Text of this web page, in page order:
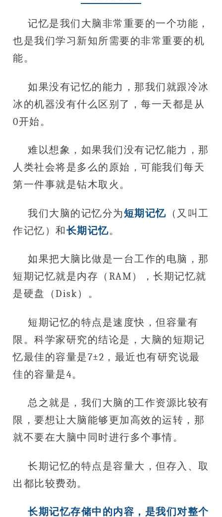
记忆是我们大脑非常重要的一个功能，
也是我们学习新知所需要的非常重要的机
能。
如果没有记忆的能力，那我们就跟冷冰
冰的机器没有什么区别了，每一天都是从
0开始。
难以想象，如果我们没有记忆能力，那
人类社会将是多么的原始，可能我们每天
第一件事就是钻木取火。
我们大脑的记忆分为短期记忆 （又叫工
作记忆）和长期记忆。
如果把大脑比做是一台工作的电脑，那
短期记忆就是内存（RAM），长期记忆就
是硬盘（Disk）。
短期记忆的特点是速度快，但容量有
限。科学家研究的结论是，大脑的短期记
忆最佳的容量是7±2，最近也有研究说最
佳的容量是4。
总之就是，我们大脑的工作资源比较有
限，要想让大脑能够更加高效的运转，那
就不要在大脑中同时进行多个事情。
长期记忆的特点是容量大，但存入、取
出都比较费劲。
长期记忆存储中的内容，是我们对整个